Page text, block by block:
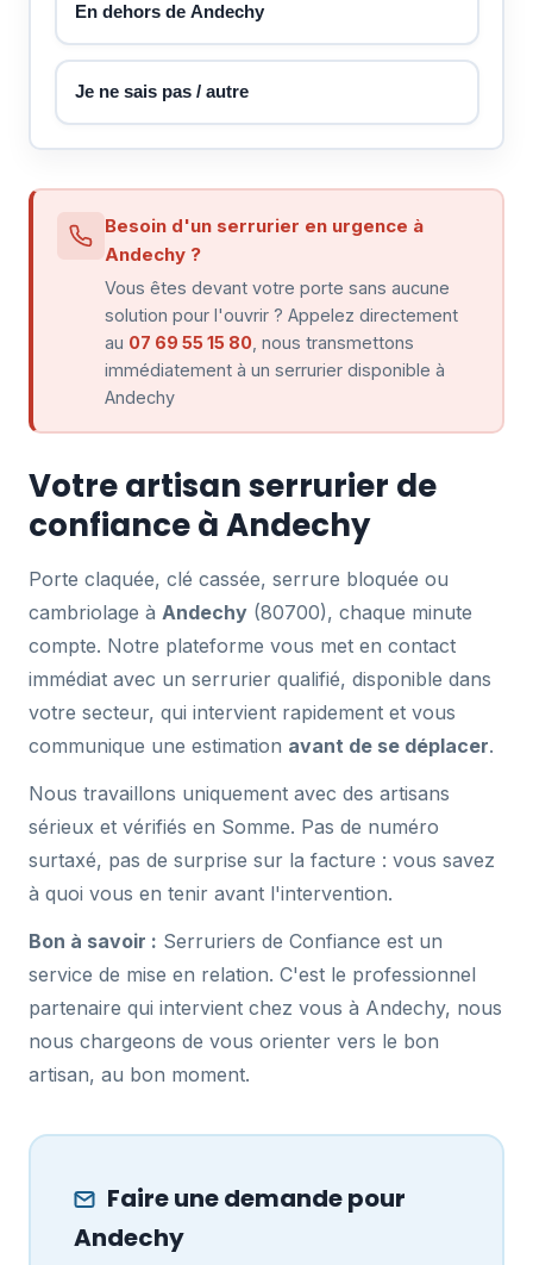
En dehors de Andechy
Je ne sais pas / autre
Besoin d'un serrurier en urgence à
Andechy ?
Vous êtes devant votre porte sans aucune
solution pour l'ouvrir ? Appelez directement
au 07 69 55 15 80 , nous transmettons
immédiatement à un serrurier disponible à
Andechy
Votre artisan serrurier de
confiance à Andechy
Porte claquée, clé cassée, serrure bloquée ou
cambriolage à Andechy (80700), chaque minute
compte. Notre plateforme vous met en contact
immédiat avec un serrurier qualifié, disponible dans
votre secteur, qui intervient rapidement et vous
communique une estimation avant de se déplacer.
Nous travaillons uniquement avec des artisans
sérieux et vérifiés en Somme. Pas de numéro
surtaxé, pas de surprise sur la facture : vous savez
à quoi vous en tenir avant l'intervention.
Bon à savoir : Serruriers de Confiance est un
service de mise en relation. C'est le professionnel
partenaire qui intervient chez vous à Andechy, nous
nous chargeons de vous orienter vers le bon
artisan, au bon moment.
Faire une demande pour
Andechy